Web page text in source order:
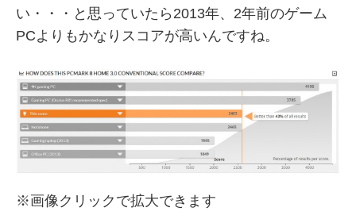
い・・・と思っていたら2013年、2年前のゲーム
PCよりもかなりスコアが高いんですね。
※画像クリックで拡大できます